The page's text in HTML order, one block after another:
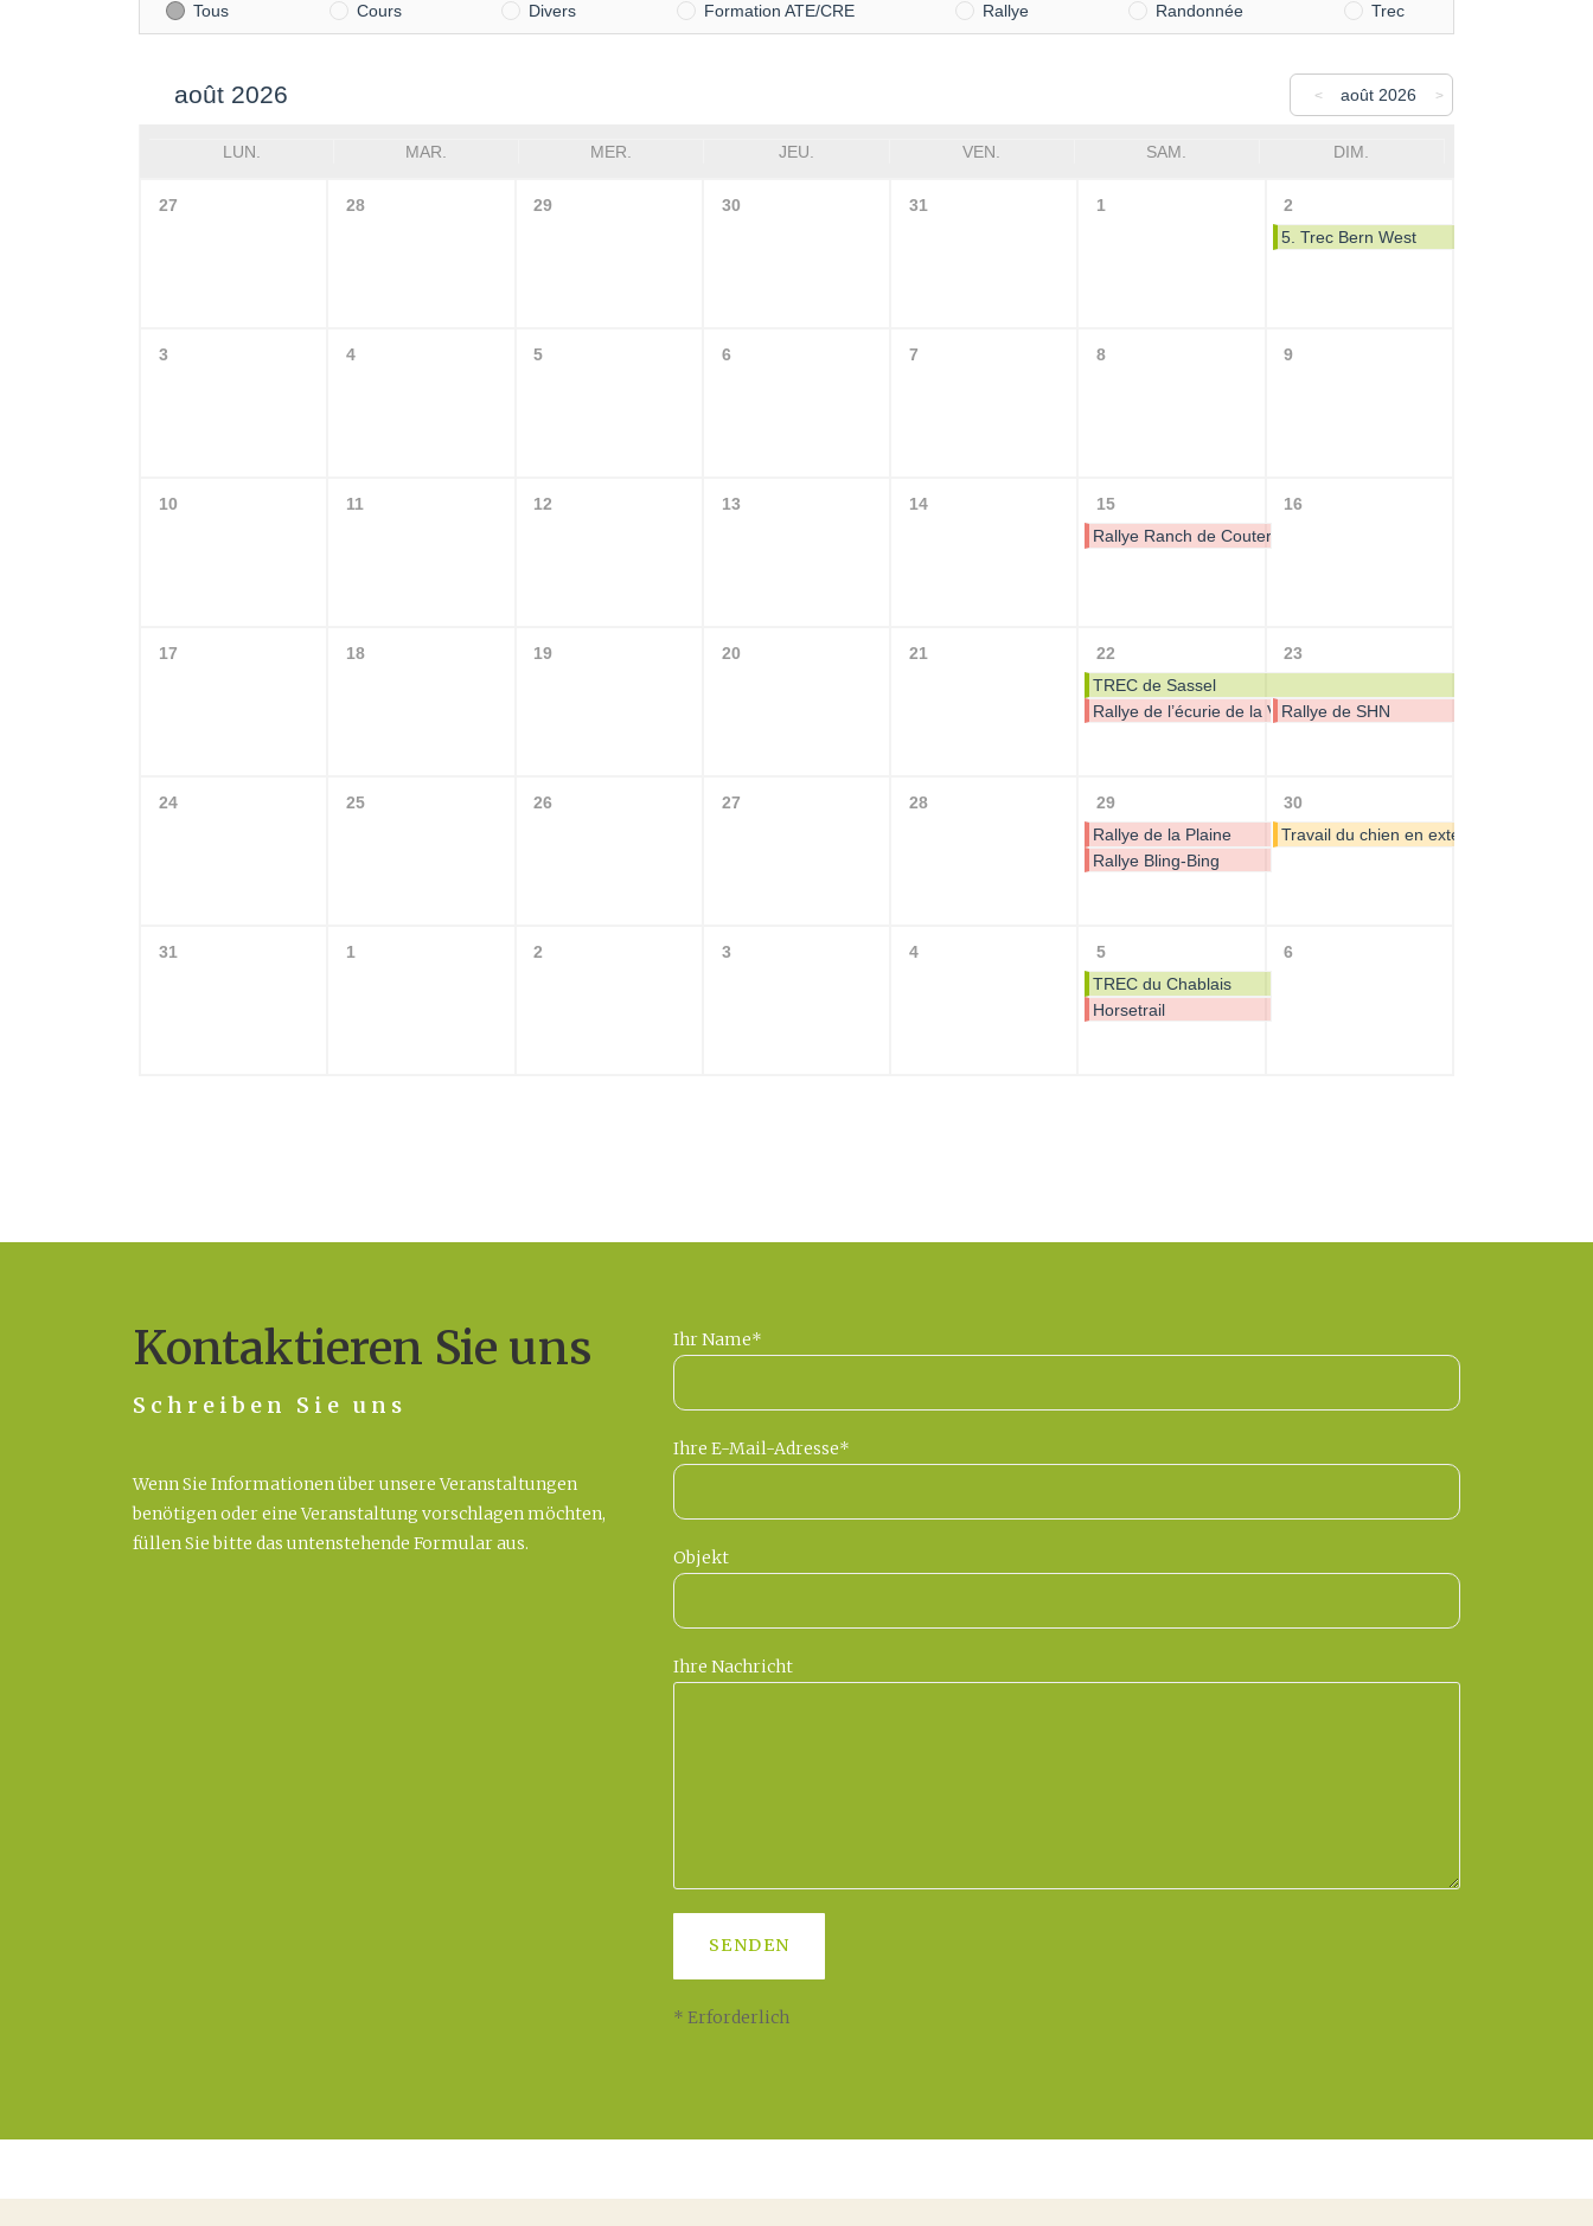
Tous
Cours Divers Formation ATE/CRE Rallye Randonnée Trec
< août 2026 >
août 2026
LUN. MAR. MER. JEU. VEN. SAM. DIM.
27 28 29 30 31 1
2
5. Trec Bern West
3 4 5 6 7 8 9
10 11 12 13 14 15
16
Rallye Ranch de Couteron
17 18 19 20 21 22
23
TREC de Sassel
Rallye de l’écurie de la Vernettaz
Rallye de SHN
24 25 26 27 28 29
30
Rallye de la Plaine
Rallye Bling-Bing
Travail du chien en extérieur avec le
31 1 2 3 4 5
6
TREC du Chablais
Horsetrail
Kontaktieren Sie uns
Schreiben Sie uns
Wenn Sie Informationen über unsere Veranstaltungen
benötigen oder eine Veranstaltung vorschlagen möchten,
füllen Sie bitte das untenstehende Formular aus.
Ihr Name*
Ihre E-Mail-Adresse*
Objekt
Ihre Nachricht
* Erforderlich